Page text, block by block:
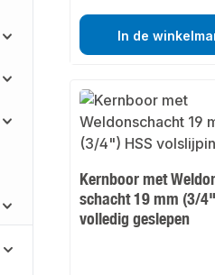
In de
Kernboor met
schacht 19 mm (3/
volledig geslepen